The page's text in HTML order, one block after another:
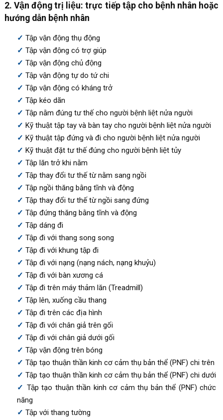
2. Vận động trị liệu: trực tiếp tập cho bệnh nhân hoặc
hướng dẫn bệnh nhân
Tập vận động thụ động
Tập vận động có trợ giúp
Tập vận động chủ động
Tập vận động tự do tứ chi
Tập vận động có kháng trở
Tập kéo dãn
Tập nằm đúng tư thế cho người bệnh liệt nửa người
Kỹ thuật tập tay và bàn tay cho người bệnh liệt nửa người
Kỹ thuật tập đứng và đi cho người bệnh liệt nửa người
Kỹ thuật đặt tư thế đúng cho người bệnh liệt tủy
Tập lăn trở khi nằm
Tập thay đổi tư thế từ nằm sang ngồi
Tập ngồi thăng bằng tĩnh và động
Tập thay đổi tư thế từ ngồi sang đứng
Tập đứng thăng bằng tĩnh và động
Tập dáng đi
Tập đi với thang song song
Tập đi với khung tập đi
Tập đi với nạng (nạng nách, nạng khuỷu)
Tập đi với bàn xương cá
Tập đi trên máy thảm lăn (Treadmill)
Tập lên, xuống cầu thang
Tập đi trên các địa hình
Tập đi với chân giả trên gối
Tập đi với chân giả dưới gối
Tập vận động trên bóng
Tập tạo thuận thần kinh cơ cảm thụ bản thể (PNF) chi trên
Tập tạo thuận thần kinh cơ cảm thụ bản thể (PNF) chi dưới
Tập tạo thuận thần kinh cơ cảm thụ bản thể (PNF) chức
năng
Tập với thang tường